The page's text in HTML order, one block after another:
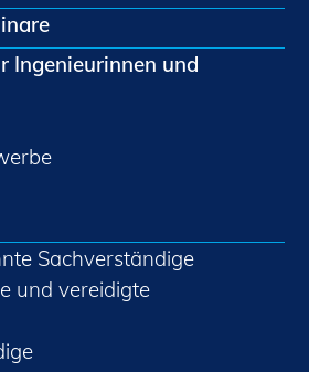
Ingenieurinnen und
Sachverständige
und vereidigte